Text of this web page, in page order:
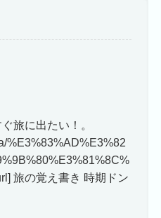
旅に出たい！。
%E3%83%AD%E3%82
旅の覚え書き 時期ドン